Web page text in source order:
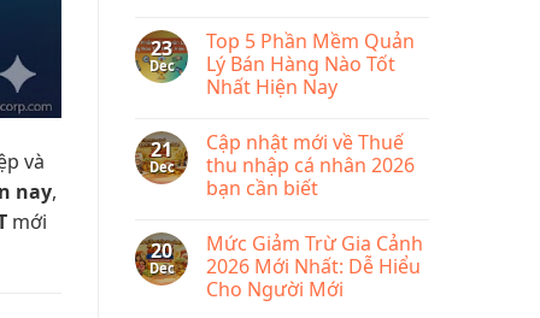
và
nay,
mới
nhất
bao
nhiêu,
cập
nhật
từng
loại
phí
on
Hướng
Dẫn
Đăng
Kinh
Doanh
2026
Nhanh
Chóng,
23
Dec
Top 5 Phần Mềm Quản
Lý Bán Hàng Nào Tốt
Nhất Hiện Nay
on
Top
5
Phần
Mềm
Lý
Bán
Hàng
Nào
Tốt
21
Dec
Cập nhật mới về Thuế
thu nhập cá nhân 2026
bạn cần biết
on
Cập
nhật
mới
20
Dec
Mức Giảm Trừ Gia Cảnh
2026 Mới Nhất: Dễ Hiểu
Cho Người Mới